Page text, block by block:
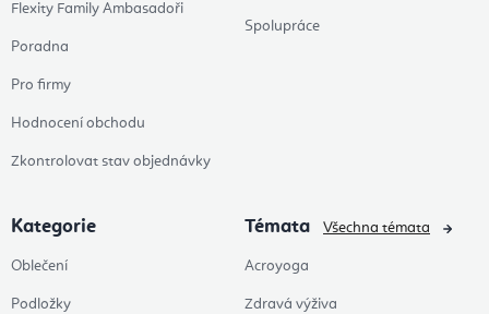
Flexity Family Ambasadoři
Poradna
Pro firmy
Hodnocení obchodu
Zkontrolovat stav objednávky
Spolupráce
Kategorie
Oblečení
Podložky
Témata
Acroyoga
Zdravá výživa
Všechna témata